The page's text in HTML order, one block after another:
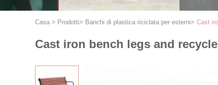
Casa > Prodotti> Banchi di plastica riciclata per esterni> Cast
Cast iron bench legs and